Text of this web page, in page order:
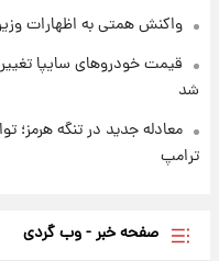
واکنش همتی به اظهارات وزیر
شد
معادله جدید در تنگه هرمز؛
ترامپ
صفحه خبر - وب گردی